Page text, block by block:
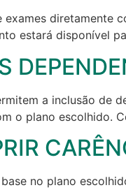
diretamente
estará disponível
a inclusão de
o plano escolhido.
no plano